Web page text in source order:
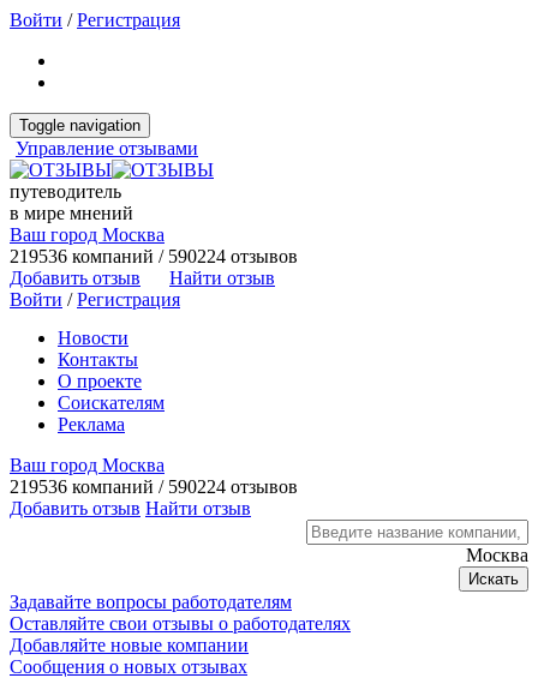
Войти /Регистрация
Toggle navigation
Управление отзывами
путеводитель
в мире мнений
Ваш город Москва
219536 компаний / 590224 отзывов
Добавить отзыв
Найти отзыв
Войти /Регистрация
Новости
Контакты
О проекте
Соискателям
Реклама
Ваш город Москва
219536 компаний / 590224 отзывов
Добавить отзыв Найти отзыв
Москва
Искать
Задавайте вопросы работодателям
Оставляйте свои отзывы о работодателях
Добавляйте новые компании
Сообщения о новых отзывах